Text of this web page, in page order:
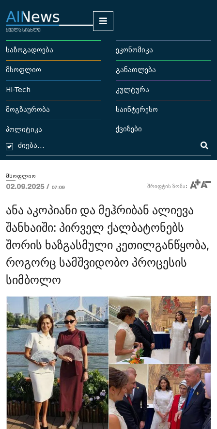
საზოგადოება ეკონომიკა
მსოფლიო განათლება
HI-Tech კულტურა
მოგზაურობა საინტერესო
პოლიტიკა ქვიზები
მსოფლიო
02.09.2025 / 07:09 შრიფტის ზომა:
ანა აკოპიანი და მეჰრიბან ალიევა
შანხაიში: პირველ ქალბატონებს
შორის ხაზგასმული კეთილგანწყობა,
როგორც სამშვიდობო პროცესის
სიმბოლო